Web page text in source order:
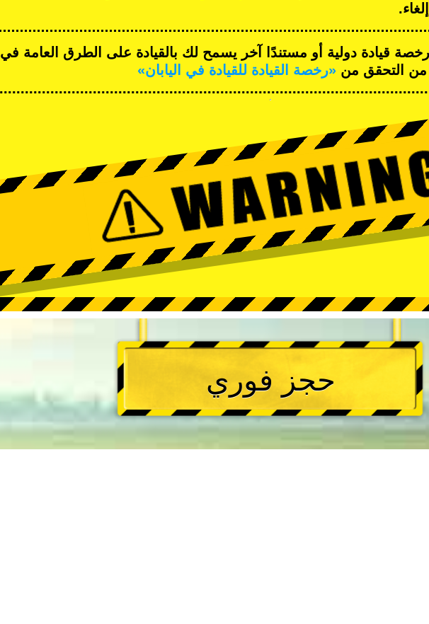
قيادة دولية أو مستندًا آخر يسمح لك بالقيادة على الطرق العامة في
من التحقق من «رخصة القيادة للقيادة في اليابان»
حجز فوري